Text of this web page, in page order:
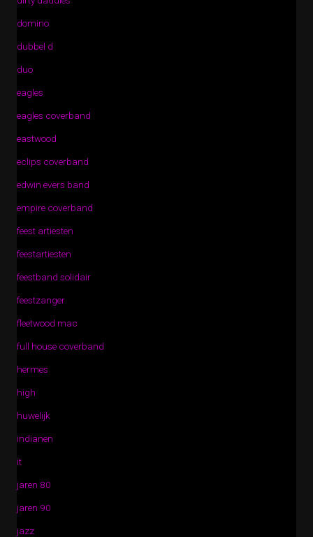
domino
dubbel d
duo
eagles
eagles coverband
eastwood
eclips coverband
edwin evers band
empire coverband
feest artiesten
feestartiesten
feestband solidair
feestzanger
fleetwood mac
full house coverband
hermes
high
huwelijk
indianen
it
jaren 80
jaren 90
jazz